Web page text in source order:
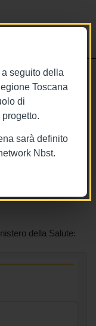
a seguito della
Toscana
di
sarà definito
Nbst.
2021
toscana
della Salute: